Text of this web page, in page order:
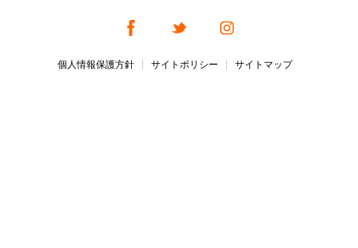
個人情報保護方針 サイトポリシー サイトマップ